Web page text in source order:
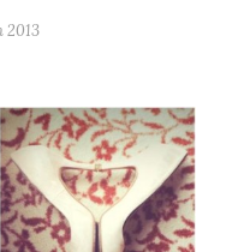
2013